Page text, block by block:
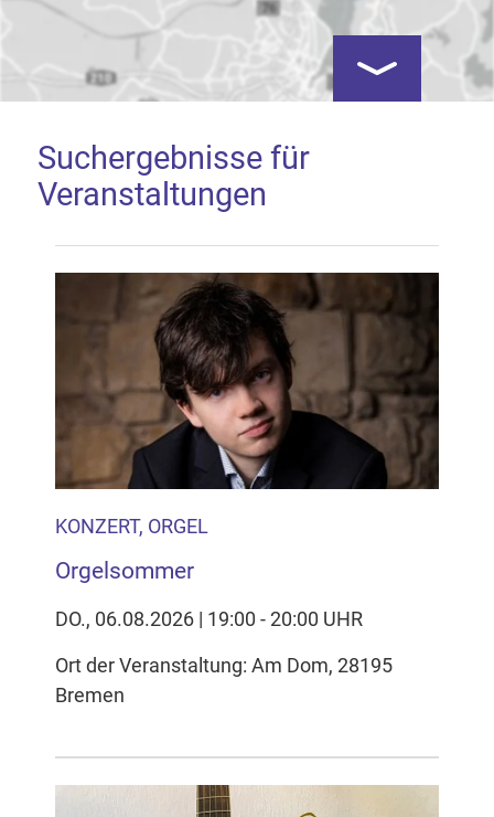
Google Map laden
Mit dem Laden der Karte akzeptieren Sie, dass die
Anwendung Google Maps beim Aktivieren von
Inhalten Cookies auf Ihrem Gerät setzt, z.B. zwecks
Reichweitenmessung und profilbasierter Werbung.
Näheres s. zur Datenschutzerklärung
Hier können Sie Ihre Cookie-
Einstellungen anpassen
Kartenansicht
Suchergebnisse für
Veranstaltungen
KONZERT, ORGEL
Orgelsommer
DO., 06.08.2026 | 19:00 - 20:00 UHR
Ort der Veranstaltung: Am Dom, 28195
Bremen